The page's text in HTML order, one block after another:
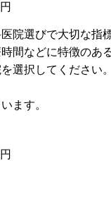
院選びで大切な
間などに特徴のあ
選択してください。
ます。